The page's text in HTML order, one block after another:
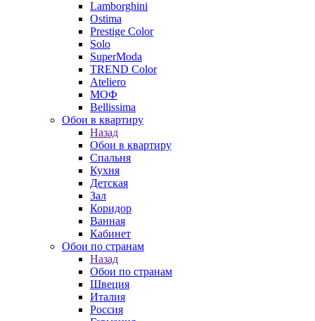
Lamborghini
Ostima
Prestige Color
Solo
SuperModa
TREND Color
Ateliero
МОФ
Bellissima
Обои в квартиру
Назад
Обои в квартиру
Спальня
Кухня
Детская
Зал
Коридор
Ванная
Кабинет
Обои по странам
Назад
Обои по странам
Швеция
Италия
Россия